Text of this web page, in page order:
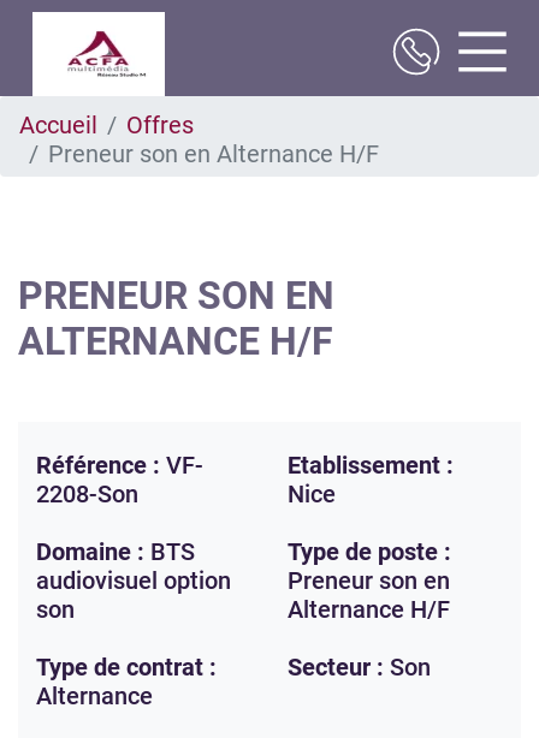
au
contenu
Accueil
Offres
Preneur son en Alternance H/F
PRENEUR SON EN
ALTERNANCE H/F
Référence : VF-
2208-Son
Etablissement :
Nice
Domaine : BTS
audiovisuel option
son
Type de poste :
Preneur son en
Alternance H/F
Type de contrat :
Alternance
Secteur : Son